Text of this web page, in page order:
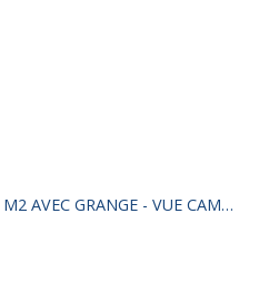
MAISON EN PIERRE 126 M2 AVEC GRANGE - VUE CAMPAGNE -CALME - 64 744 M2 DE TERRAIN